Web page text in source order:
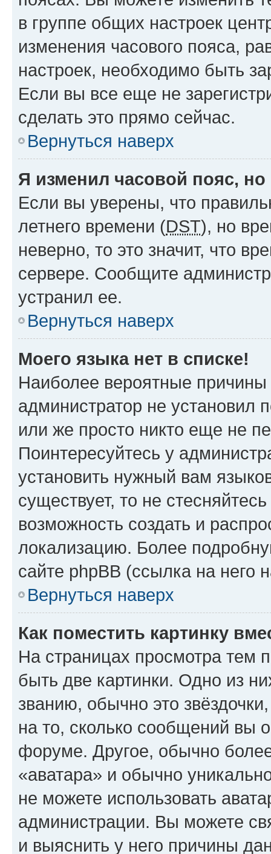
в группе общих настроек
изменения часового пояса,
настроек, необходимо быть
Если вы все еще не
сделать это прямо сейчас.
Вернуться наверх
Я изменил часовой пояс,
Если вы уверены, что
летнего времени (DST), но
неверно, то это значит, что
сервере. Сообщите
устранил ее.
Вернуться наверх
Моего языка нет в списке!
Наиболее вероятные причины
администратор не установил
или же просто никто еще не
Поинтересуйтесь у
установить нужный вам
существует, то не
возможность создать и
локализацию. Более
сайте phpBB (ссылка на него
Вернуться наверх
Как поместить картинку
На страницах просмотра тем
быть две картинки. Одно из
званию, обычно это
на то, сколько сообщений вы
форуме. Другое, обычно
«аватара» и обычно
не можете использовать
администрации. Вы можете
и выяснить у него причины